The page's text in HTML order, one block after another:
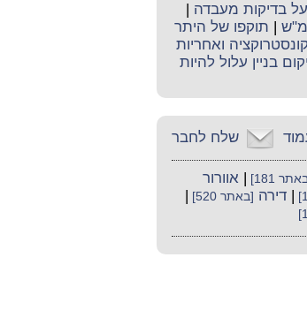
בדיקות מעבדה |
| תוקפו של היתר
ואחריות
בניין עלול להיות
שלח לחבר
181]
| אוורור
| דירה [באתר 520]
|